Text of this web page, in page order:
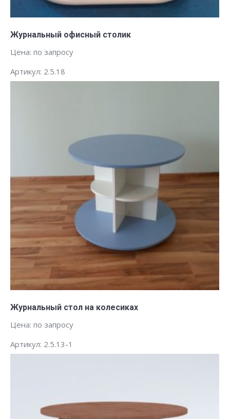
Журнальный офисный столик
Цена: по запросу
Артикул: 2.5.18
Журнальный стол на колесиках
Цена: по запросу
Артикул: 2.5.13-1